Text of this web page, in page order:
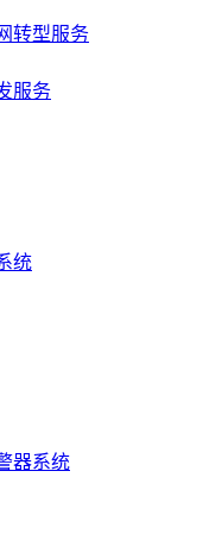
转型服务
服务
统
器系统